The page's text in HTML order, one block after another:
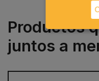
Productos
juntos a